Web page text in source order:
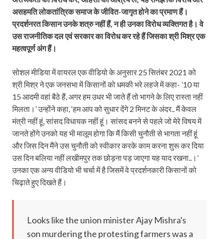
असहमति लोकतांत्रिक समाज के जीवित-जागृत होने का प्रमाण हैं।
प्रदर्शनरत किसान उनके शत्रु नहीं हैं, न ही उनका विरोध व्यक्तिगत है। वे
उस राजनीतिक दल एवं सरकार का विरोध कर रहे हैं जिसका श्री मिश्र एक
महत्वपूर्ण अंग हैं।
सोशल मीडिया में वायरल एक वीडियो के अनुसार 25 सितंबर 2021 को
श्री मिश्र ने एक जनसभा में किसानों को धमकी भरे लहजे में कहा- ’10 या
15 आदमी वहां बैठे हैं, अगर हम उधर भी जाते हैं तो भागने के लिए रास्ता नहीं
मिलता।’ उन्होंने कहा, ‘हम आप को सुधार देंगे 2 मिनट के अंदर.. मैं केवल
मंत्री नहीं हूं, सांसद विधायक नहीं हूं। सांसद बनने से पहले जो मेरे विषय में
जानते होंगे उनको यह भी मालूम होगा कि मैं किसी चुनौती से भागता नहीं हूं
और जिस दिन मैंने उस चुनौती को स्वीकार करके काम करना शुरू कर दिया
उस दिन बलिया नहीं लखीमपुर तक छोड़ना पड़ जाएगा यह याद रखना..।’
उनका एक अन्य वीडियो भी चर्चा में है जिसमें वे प्रदर्शनकारी किसानों को
चिढ़ाते हुए दिखते हैं।
Looks like the union minister Ajay Mishra's
son murdering the protesting farmers was a